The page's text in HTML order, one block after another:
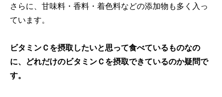
さらに、甘味料・香料・着色料などの添加物も多く入っ
ています。
ビタミンＣを摂取したいと思って食べているものなの
に、どれだけのビタミンＣを摂取できているのか疑問で
す。